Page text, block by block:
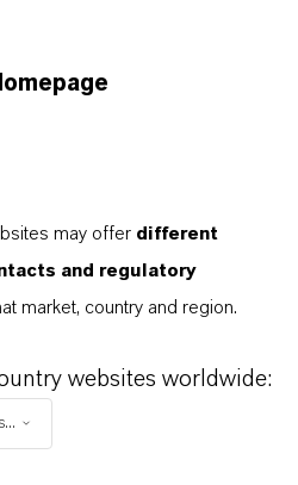
may offer different
and regulatory
market, country and region.
websites worldwide: